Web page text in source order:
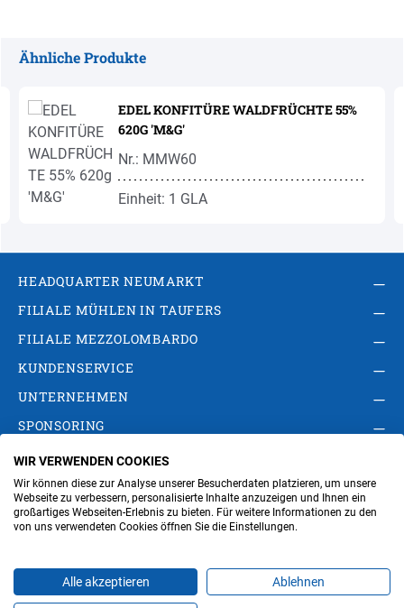
Ähnliche Produkte
EDEL KONFITÜRE WALDFRÜCHTE 55%
620G 'M&G'
Nr.: MMW60
Einheit: 1 GLA
HEADQUARTER NEUMARKT
FILIALE MÜHLEN IN TAUFERS
FILIALE MEZZOLOMBARDO
KUNDENSERVICE
UNTERNEHMEN
SPONSORING
AGB Privacy Policy
Impressum
Cookie-Einstellungen ändern
Verwaltung
WIR VERWENDEN COOKIES
Wir können diese zur Analyse unserer Besucherdaten platzieren, um unsere
Webseite zu verbessern, personalisierte Inhalte anzuzeigen und Ihnen ein
großartiges Webseiten-Erlebnis zu bieten. Für weitere Informationen zu den
von uns verwendeten Cookies öffnen Sie die Einstellungen.
Alle akzeptieren Ablehnen